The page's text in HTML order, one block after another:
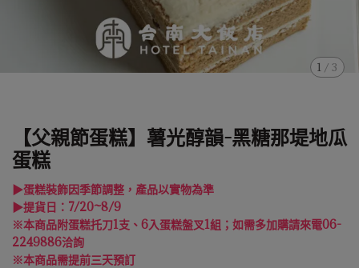
1 / 3
【父親節蛋糕】薯光醇韻-黑糖那堤地瓜
蛋糕
▶蛋糕裝飾因季節調整，產品以實物為準
▶提貨日：7/20~8/9
※本商品附蛋糕托刀1支、6入蛋糕盤叉1組；如需多加購請來電06-
2249886洽詢
※本商品需提前三天預訂